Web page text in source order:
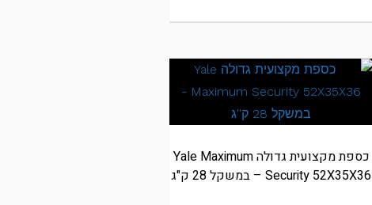
כספת מקצועית גדולה Yale Maximum
Security 52X35X36 – במשקל 28 ק"ג